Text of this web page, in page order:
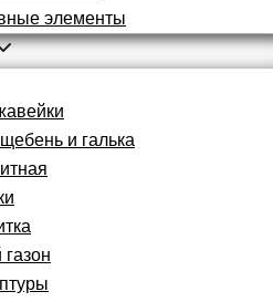
элементы
и галька